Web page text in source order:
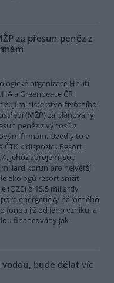
za přesun peněz z
organizace Hnutí
a Greenpeace ČR
ministerstvo životního
(MŽP) za plánovaný
peněz z výnosů z
firmám. Uvedly to v
k dispozici. Resort
jehož zdrojem jsou
korun pro největší
ekologů resort snížit
(OZE) o 15,5 miliardy
energeticky náročného
fondu již od jeho vzniku, a
financovány jak
bude dělat víc